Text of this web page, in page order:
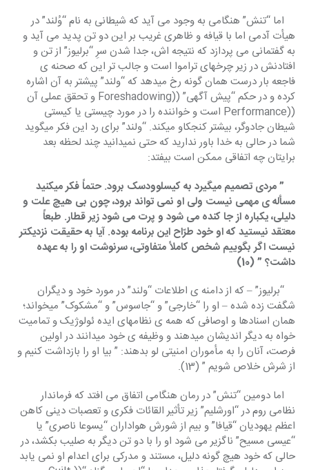
اما “تنش” هنگامی به وجود می آید که شیطانی به نام “وُلند” در
هیأت آدمی اما با قیافه و ظاهری غریب بر این دو تن پدید می آید و
به گفتمانی می پردازد که نتیجه اش، جدا شدن سرِ “برلیوز” از تن و
افتادنش در زیر چرخهای تراموا است و جالب تر این که صحنه ی
فاجعه بار درست همان گونه رخ میدهد که “ولند” پیشتر به آن اشاره
کرده و در حکم “پیش آگهی” ((Foreshadowing و تحقق عملی آن
((Performance است و خواننده را در مورد چیستی یا کیستی
شیطان جادوگر، بیشتر کنجکاو میکند. “ولند” برای رد این فکر میگوید
شما در حالی به خدا باور ندارید که حتی نمیدانید چند لحظه بعد
برایتان چه اتفاقی ممکن است بیفتد:
” مردی تصمیم میگیرد به کیسلوودسک برود. حتماً فکر میکنید
مسأله ی مهمی نیست ولی او نمی تواند برود، چون بی هیچ علت و
دلیلی، یکباره از جا کنده می شود و پرت می شود زیر قطار. طبعاً
معتقد نیستید که او خود طرّاح این برنامه بوده. آیا به حقیقت نزدیکتر
نیست اگر بگوییم شخص کاملاً متفاوتی، سرنوشت او را به عهده
داشت؟ ” (10)
“برلیوز” – که از دامنه ی اطلاعات “ولند” در مورد خود و دیگران
شگفت زده شده – او را “خارجی” و “جاسوس” و “مشکوک” میخواند؛
همان اسنادها و اوصافی که همه ی نظامهای ایده ئولوژیک و تمامیت
خواه به دیگر اندیشان میدهند و وظیفه ی خود میدانند در اولین
فرصت، آنان را به مأموران امنیتی لو بدهند: ” بیا او را بازداشت کنیم و
از شرش خلاص شویم ” (13).
اما دومین “تنش” در رمان هنگامی اتفاق می افتد که فرماندار
نظامی روم در “اورشلیم” زیر تأثیر القائات فکری و تعصبات دینی کاهن
اعظم یهودیان “قیافا” و بیم از شورش هواداران “یسوعا ناصری” یا
“عیسی مسیح” ناگزیر می شود او را با دو تن دیگر به صلیب بکشد، در
حالی که خود هیچ گونه دلیل، مستند و مدرکی برای اعدام او نمی یابد